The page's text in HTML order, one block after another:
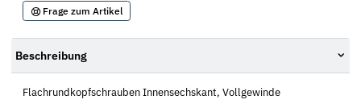
Frage zum Artikel
Beschreibung
Flachrundkopfschrauben Innensechskant, Vollgewinde